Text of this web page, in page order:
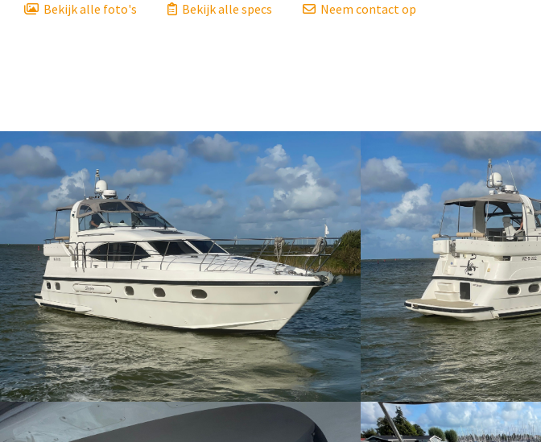
Bekijk alle foto's
Bekijk alle specs Neem contact op